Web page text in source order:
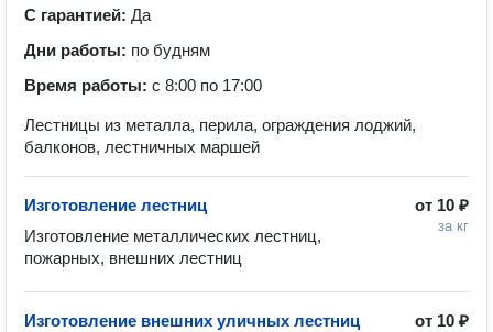
С гарантией: Да
Дни работы: по будням
Время работы: с 8:00 по 17:00
Лестницы из металла, перила, ограждения лоджий,
балконов, лестничных маршей
от 10 ₽
за кг
Изготовление лестниц
Изготовление металлических лестниц,
пожарных, внешних лестниц
от 10 ₽
Изготовление внешних уличных лестниц